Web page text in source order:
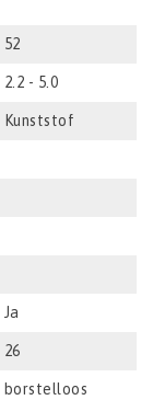
52
2.2 - 5.0
Kunststof
Ja
26
borstelloos